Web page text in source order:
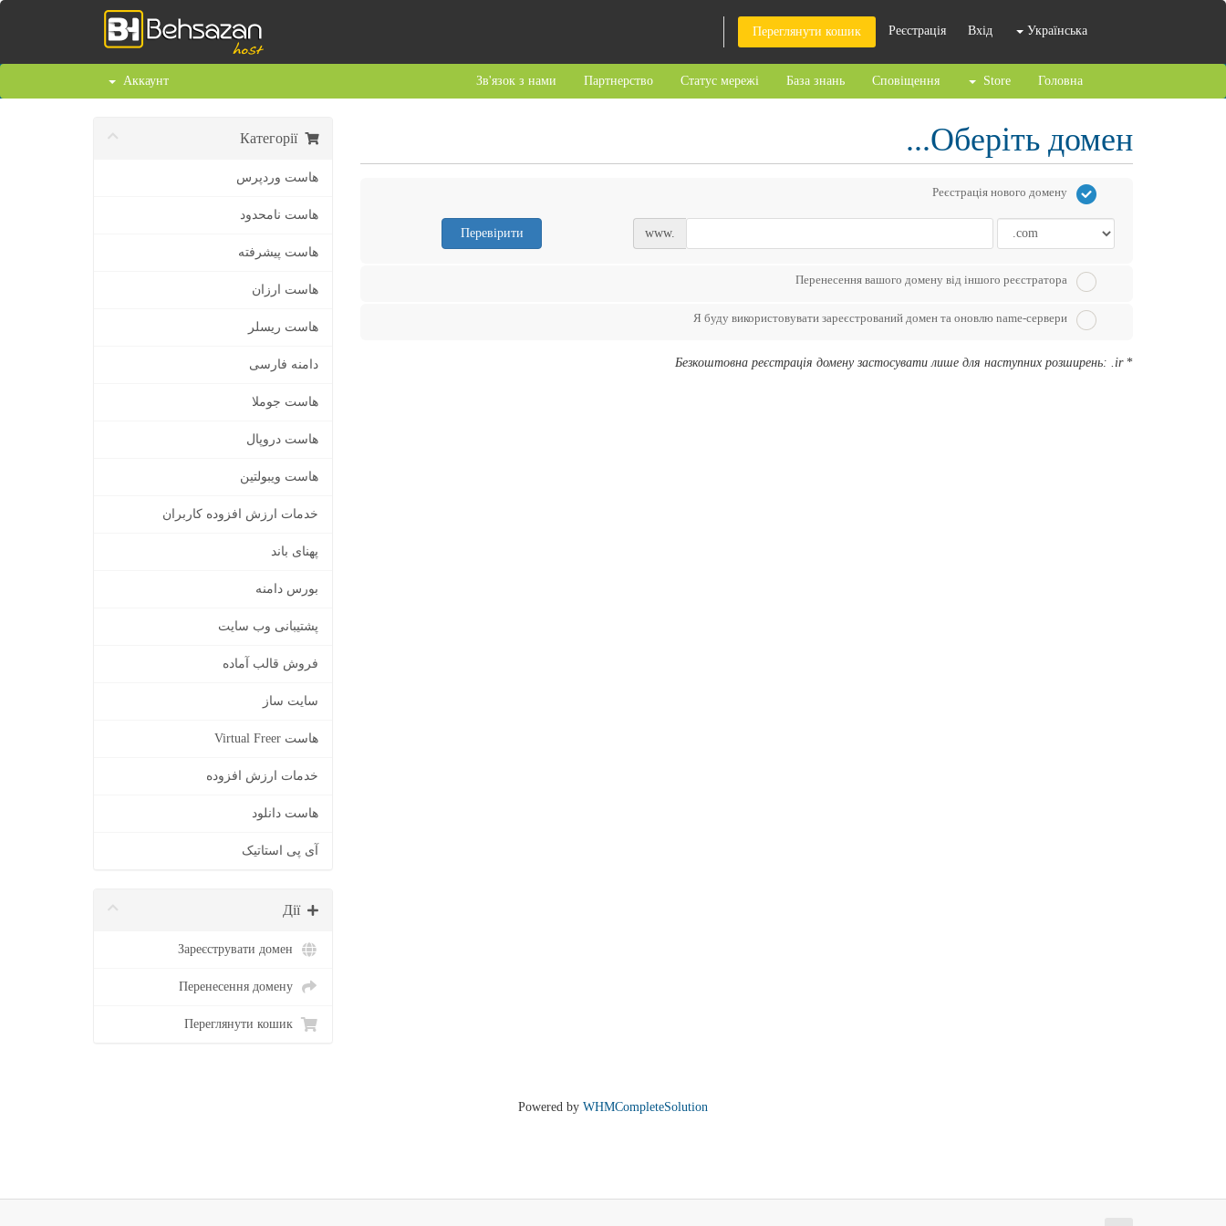
Українська
Вхід
Реєстрація
Переглянути кошик
Головна
Store
Сповіщення
База знань
Статус мережі
Партнерство
Зв'язок з нами
Аккаунт
Категорії
هاست وردپرس
هاست نامحدود
هاست پیشرفته
هاست ارزان
هاست ریسلر
دامنه فارسی
هاست جوملا
هاست دروپال
هاست ویبولتین
خدمات ارزش افزوده کاربران
پهنای باند
بورس دامنه
پشتیبانی وب سایت
فروش قالب آماده
سایت ساز
هاست Virtual Freer
خدمات ارزش افزوده
هاست دانلود
آی پی استاتیک
Дії
Перенесення домену
Переглянути кошик
Оберіть домен...
Реєстрація нового домену
www.
Перевірити
Перенесення вашого домену від іншого реєстратора
Я буду використовувати зареєстрований домен та оновлю name-сервери
*
Безкоштовна реєстрація домену застосувати лише для наступних розширень: .ir
Powered by WHMCompleteSolution